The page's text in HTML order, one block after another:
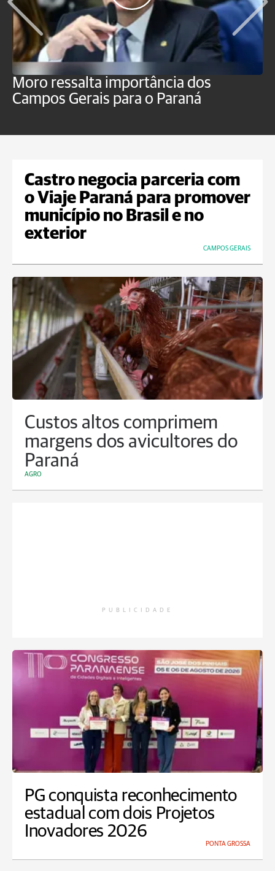
Moro ressalta importância dos
Campos Gerais para o Paraná
Castro negocia parceria com
o Viaje Paraná para promover
município no Brasil e no
exterior
CAMPOS GERAIS
Custos altos comprimem
margens dos avicultores do
Paraná
AGRO
PUBLICIDADE
PG conquista reconhecimento
estadual com dois Projetos
Inovadores 2026
PONTA GROSSA